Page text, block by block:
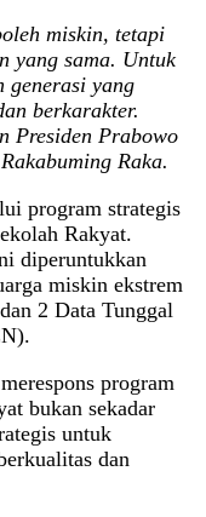
miskin, tetapi
yang sama. Untuk
generasi yang
berkarakter.
Presiden Prabowo
Raka.
program strategis
Rakyat.
diperuntukkan
miskin ekstrem
2 Data Tunggal
program
bukan sekadar
untuk
dan